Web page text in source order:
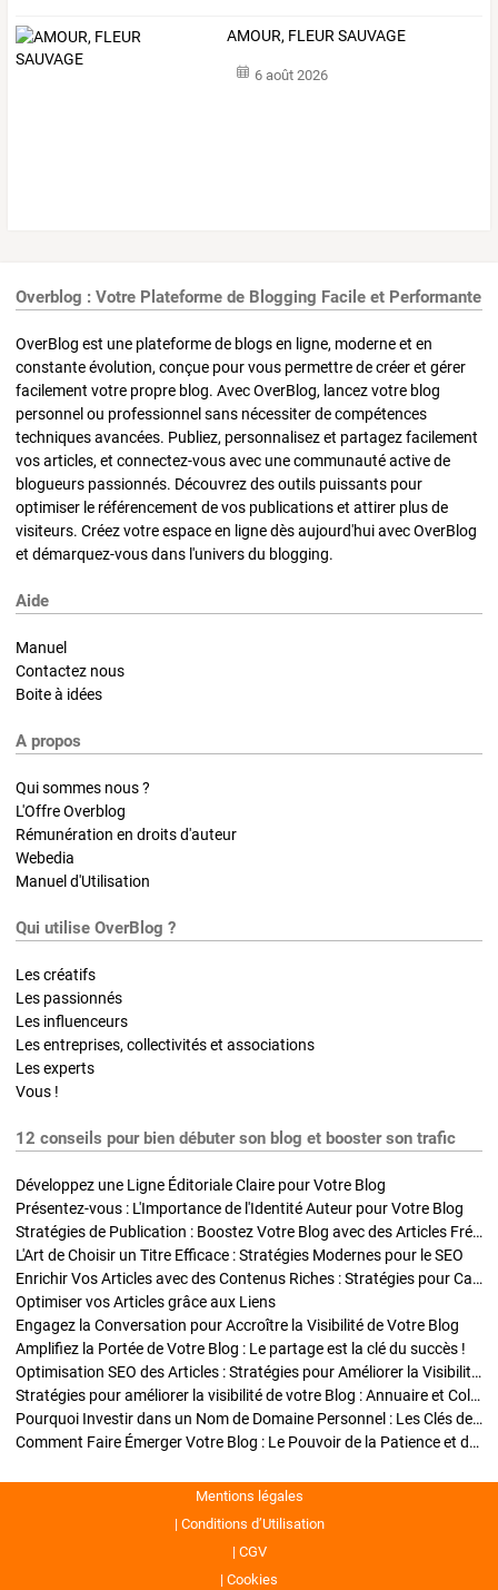
AMOUR, FLEUR SAUVAGE
6 août 2026
Overblog : Votre Plateforme de Blogging Facile et Performante
OverBlog est une plateforme de blogs en ligne, moderne et en
constante évolution, conçue pour vous permettre de créer et gérer
facilement votre propre blog. Avec OverBlog, lancez votre blog
personnel ou professionnel sans nécessiter de compétences
techniques avancées. Publiez, personnalisez et partagez facilement
vos articles, et connectez-vous avec une communauté active de
blogueurs passionnés. Découvrez des outils puissants pour
optimiser le référencement de vos publications et attirer plus de
visiteurs. Créez votre espace en ligne dès aujourd'hui avec OverBlog
et démarquez-vous dans l'univers du blogging.
Aide
Manuel
Contactez nous
Boite à idées
A propos
Qui sommes nous ?
L'Offre Overblog
Rémunération en droits d'auteur
Webedia
Manuel d'Utilisation
Qui utilise OverBlog ?
Les créatifs
Les passionnés
Les influenceurs
Les entreprises, collectivités et associations
Les experts
Vous !
12 conseils pour bien débuter son blog et booster son trafic
Développez une Ligne Éditoriale Claire pour Votre Blog
Présentez-vous : L'Importance de l'Identité Auteur pour Votre Blog
Stratégies de Publication : Boostez Votre Blog avec des Articles Fréquents et Exclusifs
L'Art de Choisir un Titre Efficace : Stratégies Modernes pour le SEO
Enrichir Vos Articles avec des Contenus Riches : Stratégies pour Captiver et Optimiser
Optimiser vos Articles grâce aux Liens
Engagez la Conversation pour Accroître la Visibilité de Votre Blog
Amplifiez la Portée de Votre Blog : Le partage est la clé du succès !
Optimisation SEO des Articles : Stratégies pour Améliorer la Visibilité de Votre Blog
Stratégies pour améliorer la visibilité de votre Blog : Annuaire et Collaborations
Pourquoi Investir dans un Nom de Domaine Personnel : Les Clés de la Réussite de Votre Blog
Comment Faire Émerger Votre Blog : Le Pouvoir de la Patience et de la Persévérance
Mentions légales
Conditions d’Utilisation
CGV
Cookies